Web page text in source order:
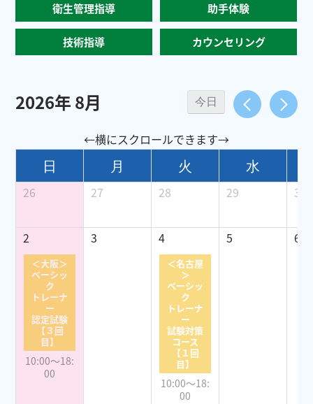
衛生管理指導 助手体験
技術指導 カウンセリング
2026年 8月 今日
日 月 火 水
26 27 28 29 30
2 3 4 5 6
＜大阪＞
ベーシッ
ク
トレーナ
ー
認定試験
【３回
目】
10:00～18:
00
＜名古屋
＞
ベーシッ
ク
トレーナ
ー
試験対策
コース
【１回
目】
10:00～18:
00